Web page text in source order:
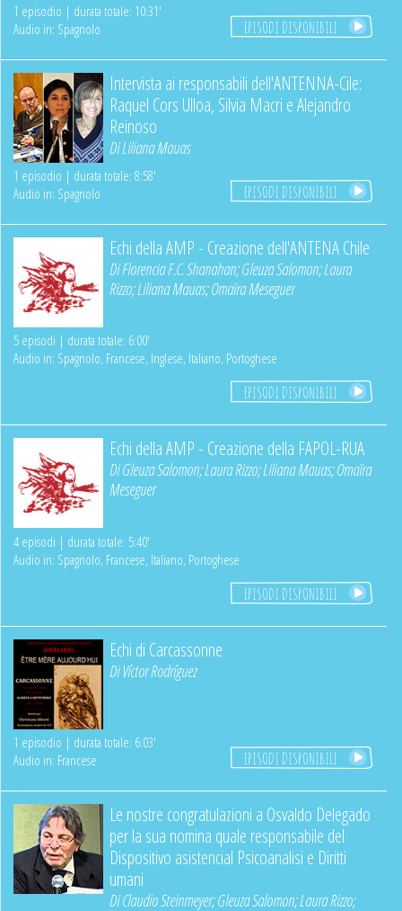
1 episodio | durata totale: 10:31'
Audio in: Spagnolo
EPISODI DISPONIBILI
Intervista ai responsabili dell'ANTENNA-Cile:
Raquel Cors Ulloa, Silvia Macri e Alejandro
Reinoso
DiLiliana Mauas
1 episodio | durata totale: 8:58'
Audio in: Spagnolo
EPISODI DISPONIBILI
Echi della AMP - Creazione dell'ANTENA Chile
DiFlorencia F.C. Shanahan;Gleuza Salomon;Laura
Rizzo;Liliana Mauas;Omaïra Meseguer
5 episodi | durata totale: 6:00'
Audio in: Spagnolo, Francese, Inglese, Italiano, Portoghese
EPISODI DISPONIBILI
Echi della AMP - Creazione della FAPOL-RUA
DiGleuza Salomon;Laura Rizzo;Liliana Mauas;Omaïra
Meseguer
4 episodi | durata totale: 5:40'
Audio in: Spagnolo, Francese, Italiano, Portoghese
EPISODI DISPONIBILI
Echi di Carcassonne
DiVíctor Rodríguez
1 episodio | durata totale: 6:03'
Audio in: Francese
EPISODI DISPONIBILI
Le nostre congratulazioni a Osvaldo Delegado
per la sua nomina quale responsabile del
Dispositivo asistencial Psicoanalisi e Diritti
umani
DiClaudio Steinmeyer;Gleuza Salomon;Laura Rizzo;